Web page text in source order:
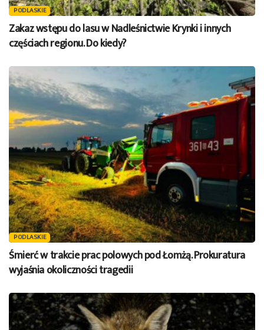
PODLASKIE
Zakaz wstępu do lasu w Nadleśnictwie Krynki i innych
częściach regionu. Do kiedy?
PODLASKIE
Śmierć w trakcie prac polowych pod Łomżą. Prokuratura
wyjaśnia okoliczności tragedii